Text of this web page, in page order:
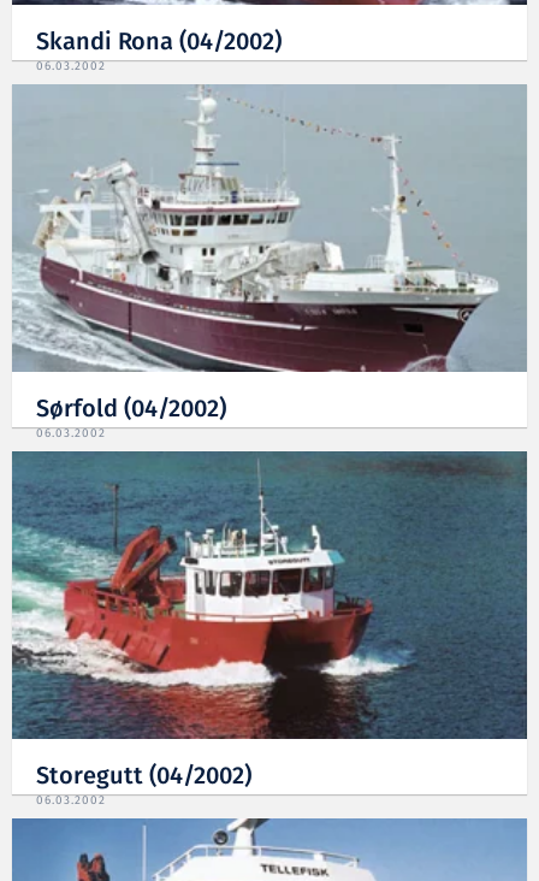
Skandi Rona (04/2002)
06.03.2002
Sørfold (04/2002)
06.03.2002
Storegutt (04/2002)
06.03.2002